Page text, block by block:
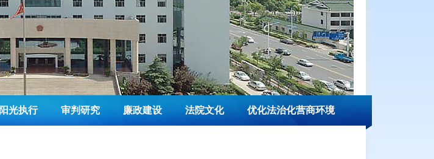
阳光执行 审判研究 廉政建设 法院文化 优化法治化营商环境